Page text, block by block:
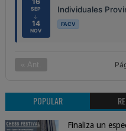
SEP
↓
14
NOV
Individuales
FACV
« Ant.
POPULAR
Finaliza un